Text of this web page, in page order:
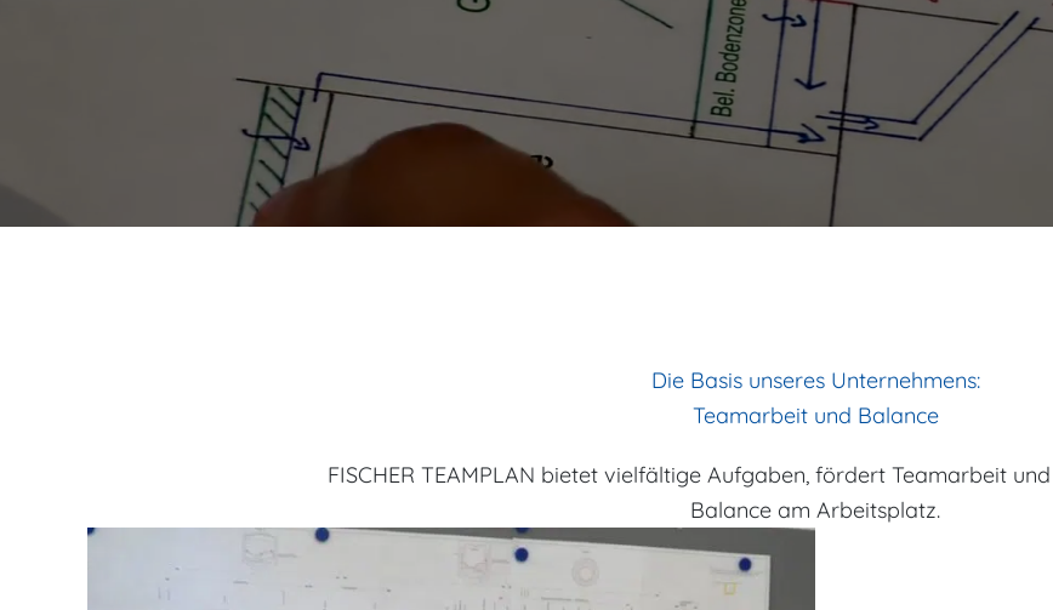
Die Basis unseres Unternehmens:
Teamarbeit und Balance
FISCHER TEAMPLAN bietet vielfältige Aufgaben, fördert Teamarbeit
Balance am Arbeitsplatz.